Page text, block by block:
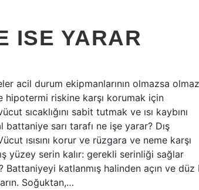
ISE YARAR
acil durum ekipmanlarının olmazsa olmaz
hipotermi riskine karşı korumak için
sıcaklığını sabit tutmak ve ısı kaybını
sarı tarafı ne işe yarar? Dış
ısısını korur ve rüzgara ve neme karşı
yüzey serin kalır: gerekli serinliği sağlar
Battaniyeyi katlanmış halinden açın ve düz
Soğuktan,…